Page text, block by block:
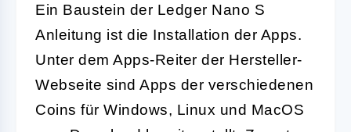
Ein Baustein der Ledger Nano S
Anleitung ist die Installation der Apps.
Unter dem Apps-Reiter der Hersteller-
Webseite sind Apps der verschiedenen
Coins für Windows, Linux und MacOS